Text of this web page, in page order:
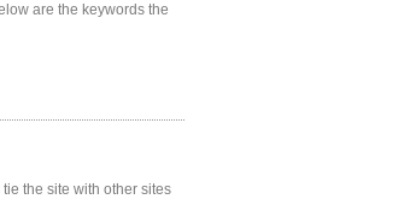
are the keywords the
the site with other sites